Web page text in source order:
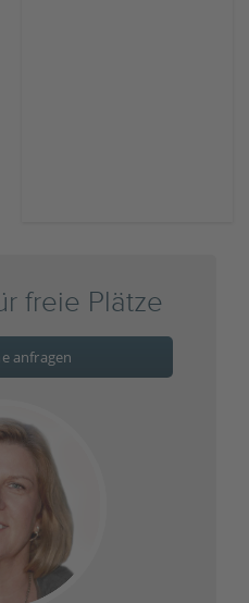
freie Plätze
anfragen